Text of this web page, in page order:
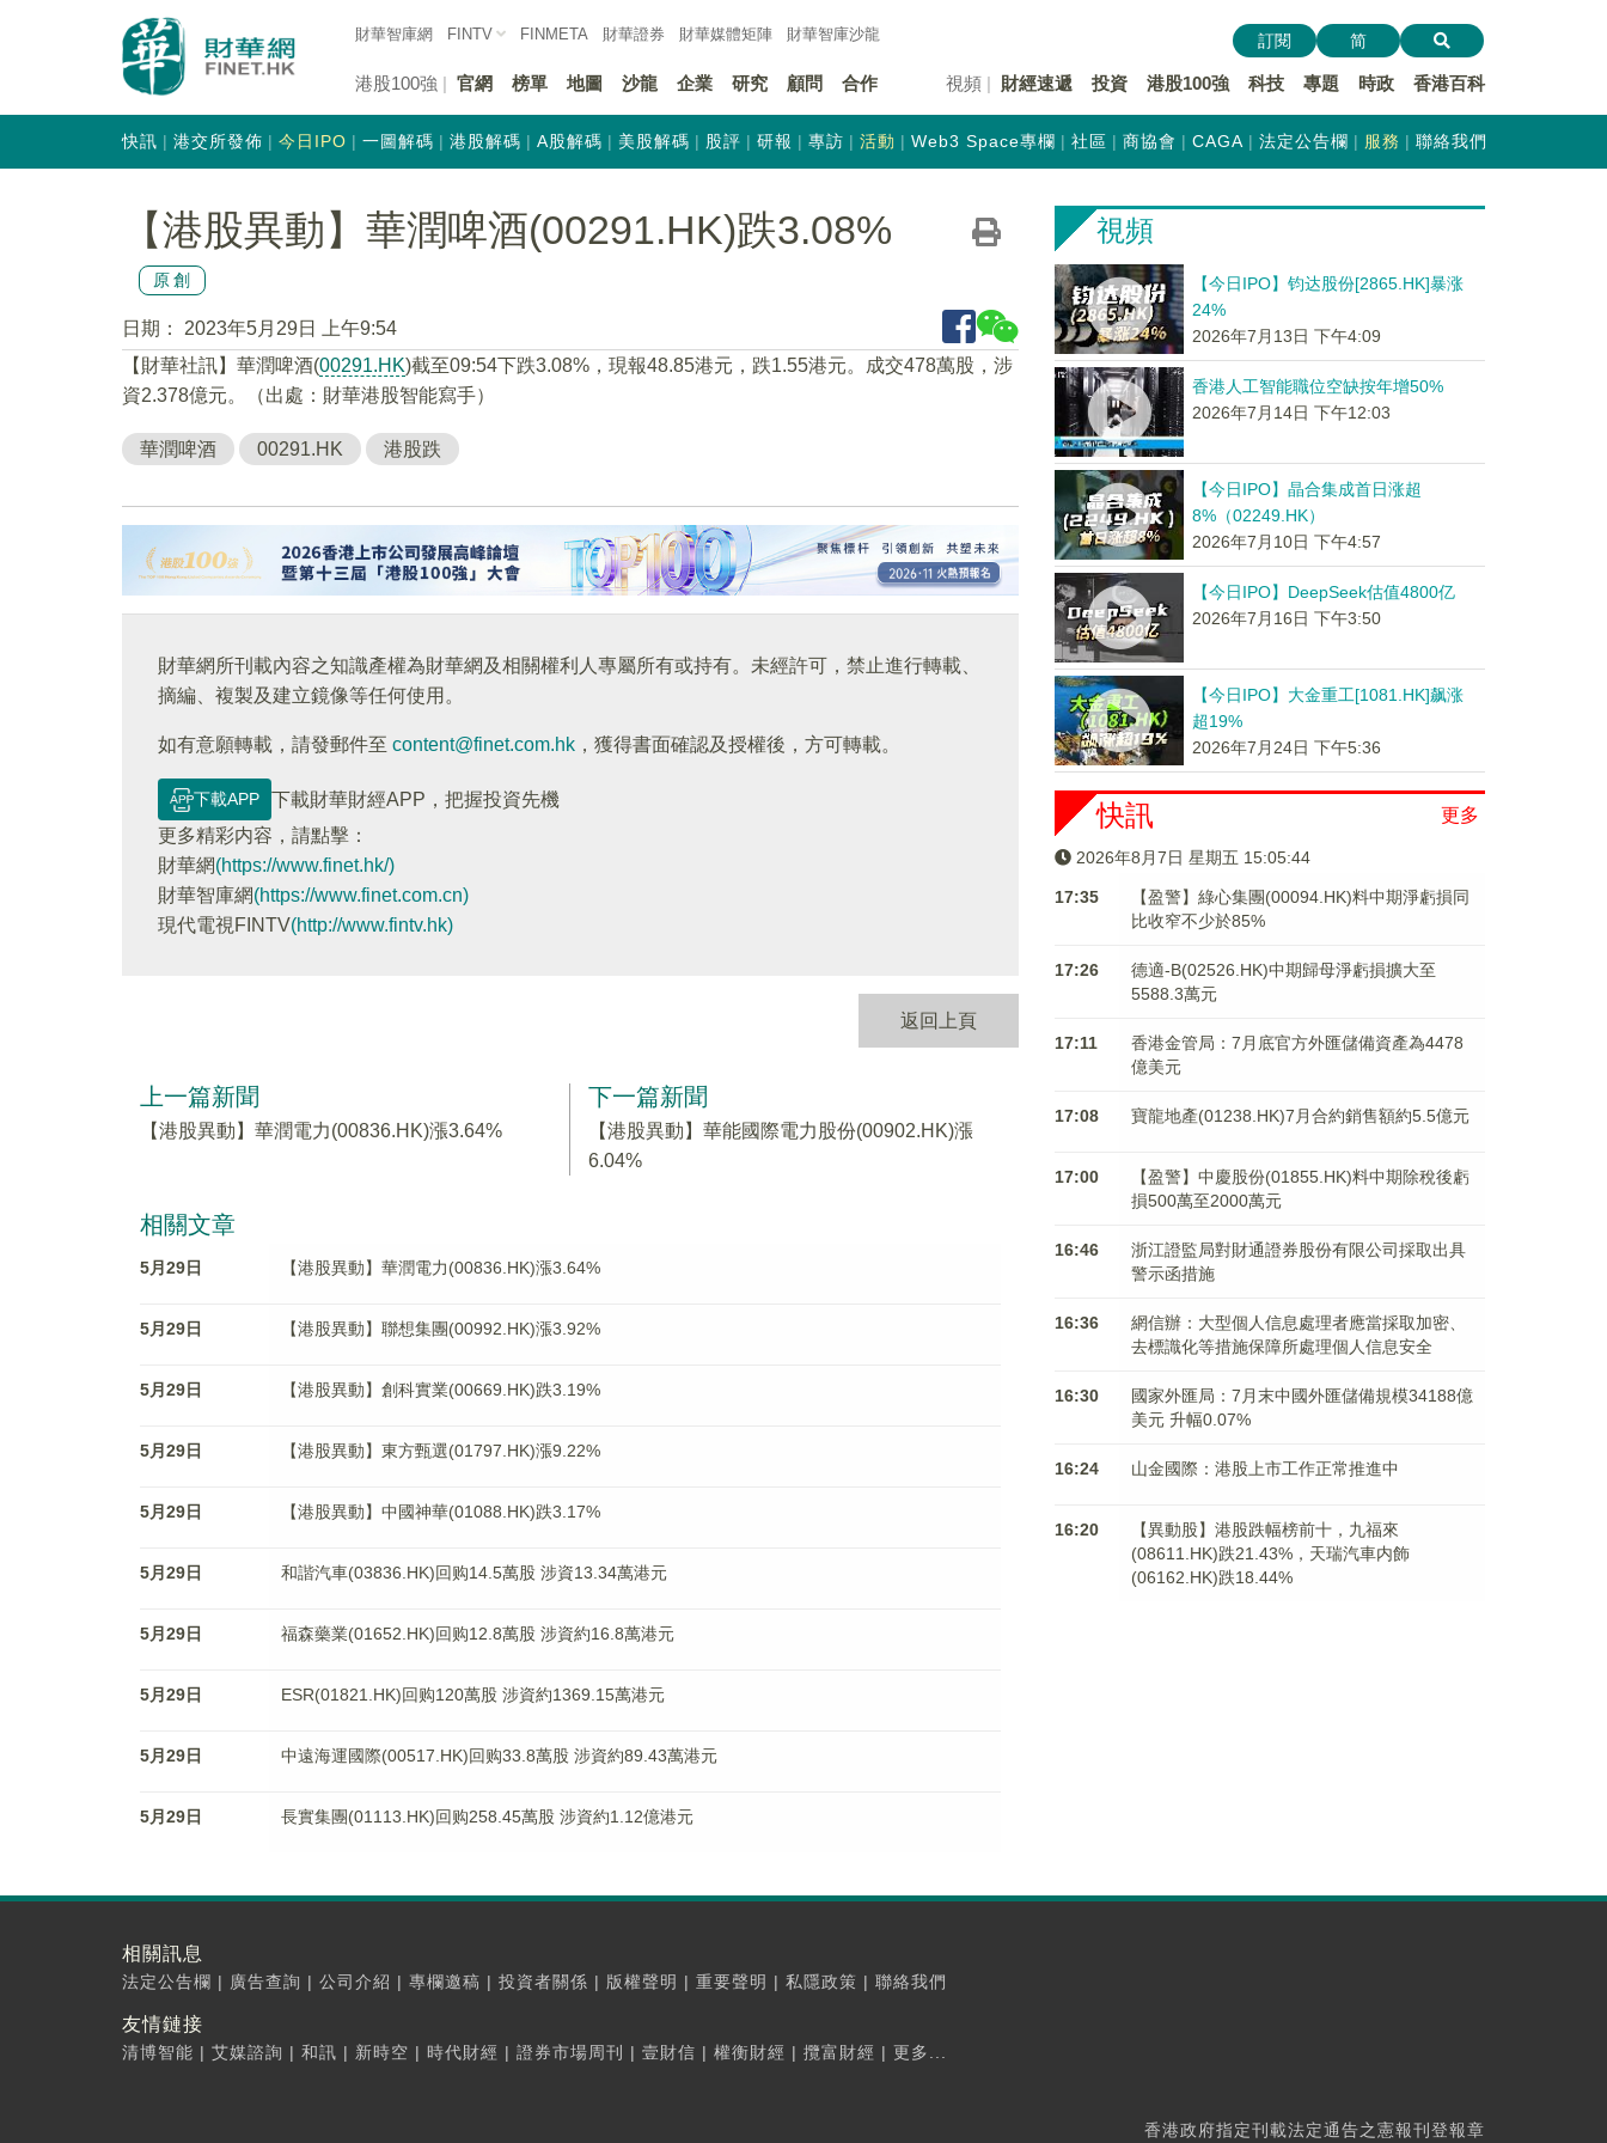
財華智庫網 FINTV FINMETA 財華證券 財華媒體矩陣 財華智庫沙龍
港股100強 官網 榜單 地圖 沙龍 企業 研究 顧問 合作 視頻 財經速遞 投資 港股100強 科技 專題 時政 香港百科
訂閱 简
快訊 港交所發佈 今日IPO 一圖解碼 港股解碼 A股解碼 美股解碼 股評 研報 專訪 活動 Web3 Space專欄 社區 商協會 CAGA 法定公告欄 服務 聯絡我們
【港股異動】華潤啤酒(00291.HK)跌3.08%
原創
日期：
2023年5月29日 上午9:54
【財華社訊】華潤啤酒(00291.HK)截至09:54下跌3.08%，現報48.85港元，跌1.55港元。成交478萬股，涉
資2.378億元。（出處：財華港股智能寫手）
華潤啤酒 00291.HK 港股跌
財華網所刊載內容之知識產權為財華網及相關權利人專屬所有或持有。未經許可，禁止進行轉載、
摘編、複製及建立鏡像等任何使用。
如有意願轉載，請發郵件至 content@finet.com.hk ，獲得書面確認及授權後，方可轉載。
下載APP
下載財華財經APP，把握投資先機
更多精彩内容，請點擊：
財華網(https://www.finet.hk/)
財華智庫網(https://www.finet.com.cn)
現代電視FINTV(http://www.fintv.hk)
返回上頁
上一篇新聞
【港股異動】華潤電力(00836.HK)漲3.64%
下一篇新聞
【港股異動】華能國際電力股份(00902.HK)漲
6.04%
相關文章
5月29日 【港股異動】華潤電力(00836.HK)漲3.64%
5月29日 【港股異動】聯想集團(00992.HK)漲3.92%
5月29日 【港股異動】創科實業(00669.HK)跌3.19%
5月29日 【港股異動】東方甄選(01797.HK)漲9.22%
5月29日 【港股異動】中國神華(01088.HK)跌3.17%
5月29日 和諧汽車(03836.HK)回购14.5萬股 涉資13.34萬港元
5月29日 福森藥業(01652.HK)回购12.8萬股 涉資約16.8萬港元
5月29日 ESR(01821.HK)回购120萬股 涉資約1369.15萬港元
5月29日 中遠海運國際(00517.HK)回购33.8萬股 涉資約89.43萬港元
5月29日 長實集團(01113.HK)回购258.45萬股 涉資約1.12億港元
視頻
【今日IPO】钧达股份[2865.HK]暴涨
24%
2026年7月13日 下午4:09
香港人工智能職位空缺按年增50%
2026年7月14日 下午12:03
【今日IPO】晶合集成首日涨超
8%（02249.HK）
2026年7月10日 下午4:57
【今日IPO】DeepSeek估值4800亿
2026年7月16日 下午3:50
【今日IPO】大金重工[1081.HK]飙涨
超19%
2026年7月24日 下午5:36
更多
快訊
2026年8月7日 星期五 15:05:45
17:35
【盈警】綠心集團(00094.HK)料中期淨虧損同
比收窄不少於85%
17:26
德適-B(02526.HK)中期歸母淨虧損擴大至
5588.3萬元
17:11
香港金管局：7月底官方外匯儲備資產為4478
億美元
17:08 寶龍地產(01238.HK)7月合約銷售額約5.5億元
17:00
【盈警】中慶股份(01855.HK)料中期除稅後虧
損500萬至2000萬元
16:46
浙江證監局對財通證券股份有限公司採取出具
警示函措施
16:36
網信辦：大型個人信息處理者應當採取加密、
去標識化等措施保障所處理個人信息安全
16:30
國家外匯局：7月末中國外匯儲備規模34188億
美元 升幅0.07%
16:24 山金國際：港股上市工作正常推進中
16:20
【異動股】港股跌幅榜前十，九福來
(08611.HK)跌21.43%，天瑞汽車内飾
(06162.HK)跌18.44%
相關訊息
法定公告欄 | 廣告查詢 | 公司介紹 | 專欄邀稿 | 投資者關係 | 版權聲明 | 重要聲明 | 私隱政策 | 聯絡我們
友情鏈接
清博智能 | 艾媒諮詢 | 和訊 | 新時空 | 時代財經 | 證券市場周刊 | 壹財信 | 權衡財經 | 攬富財經 | 更多...
香港政府指定刊載法定通告之憲報刊登報章